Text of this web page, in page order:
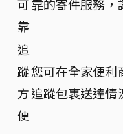
可
靠
靠的寄件服務，
追
蹤
方
便
您可在全家便利
追蹤包裹送達情